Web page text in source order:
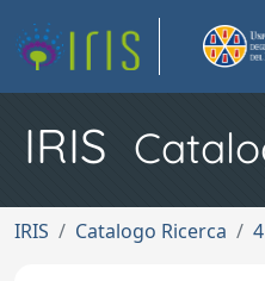
IRIS
IRIS Catalogo Ricerca